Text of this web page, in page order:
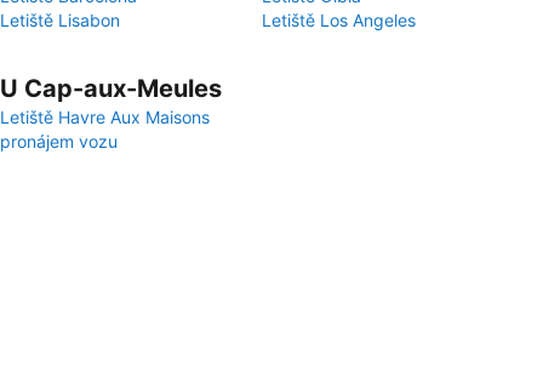
Letiště Lisabon
Letiště Los Angeles
U Cap-aux-Meules
Letiště Havre Aux Maisons
pronájem vozu